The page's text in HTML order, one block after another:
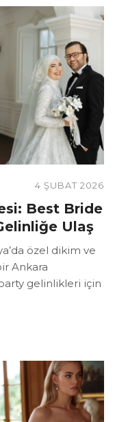
4 ŞUBAT 2026
Best Bride
Ulaş
özel dikim ve
Ankara
gelinlikleri için